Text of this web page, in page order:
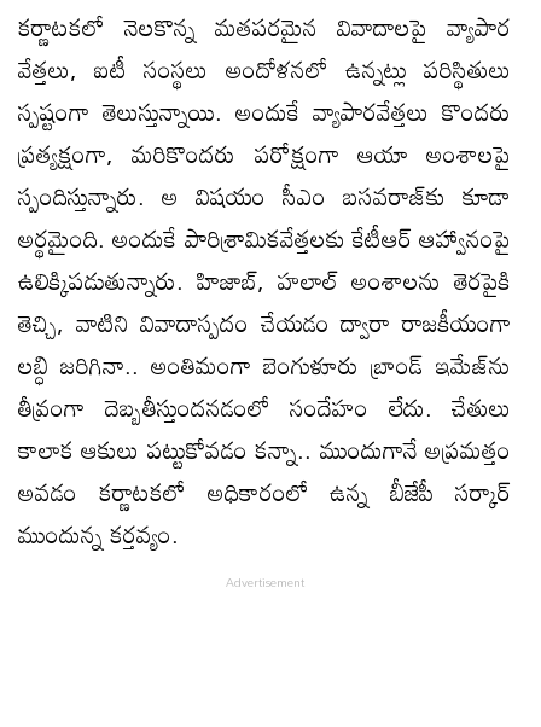
కర్ణాటకలో నెలకొన్న మతపరమైన వివాదాలపై వ్యాపార
వేత్తలు, ఐటీ సంస్థలు అందోళనలో ఉన్నట్లు పరిస్థితులు
స్పష్టంగా తెలుస్తున్నాయి. అందుకే వ్యాపారవేత్తలు కొందరు
ప్రత్యక్షంగా, మరికొందరు పరోక్షంగా ఆయా అంశాలపై
స్పందిస్తున్నారు. అ విషయం సీఎం బసవరాజ్‌కు కూడా
అర్థమైంది. అందుకే పారిశ్రామికవేత్తలకు కేటీఆర్‌ ఆహ్వానంపై
ఉలిక్కిపడుతున్నారు. హిజాబ్, హలాల్‌ అంశాలను తెరపైకి
తెచ్చి, వాటిని వివాదాస్పదం చేయడం ద్వారా రాజకీయంగా
లబ్ధి జరిగినా.. అంతిమంగా బెంగుళూరు బ్రాండ్‌ ఇమేజ్‌ను
తీవ్రంగా దెబ్బతీస్తుందనడంలో సందేహం లేదు. చేతులు
కాలాక ఆకులు పట్టుకోవడం కన్నా.. ముందుగానే అప్రమత్తం
అవడం కర్ణాటకలో అధికారంలో ఉన్న బీజేపీ సర్కార్‌
ముందున్న కర్తవ్యం.